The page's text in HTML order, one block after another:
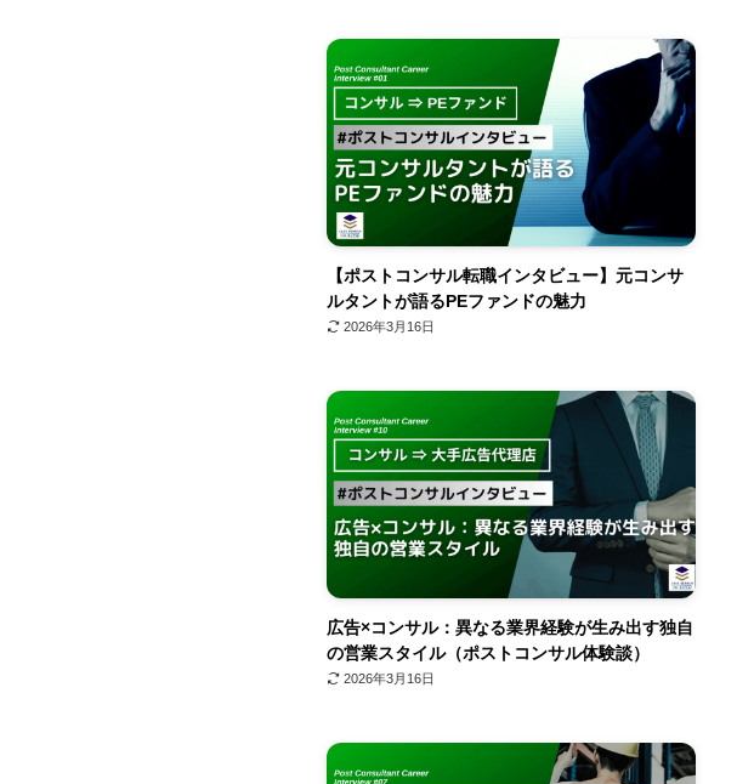
【ポストコンサル転職インタビュー】元コンサ
ルタントが語るPEファンドの魅力
2026年3月16日
広告×コンサル：異なる業界経験が生み出す独自
の営業スタイル（ポストコンサル体験談）
2026年3月16日